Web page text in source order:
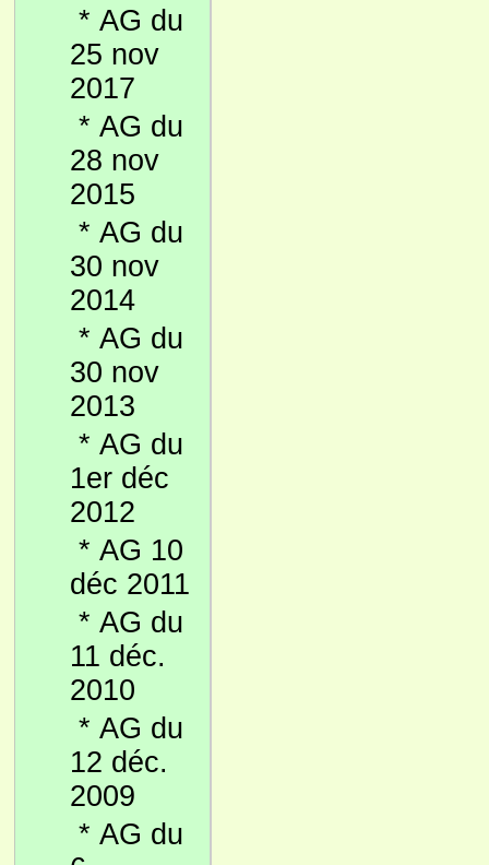
* AG du
25 nov
2017
* AG du
28 nov
2015
* AG du
30 nov
2014
* AG du
30 nov
2013
* AG du
1er déc
2012
* AG 10
déc 2011
* AG du
11 déc.
2010
* AG du
12 déc.
2009
* AG du